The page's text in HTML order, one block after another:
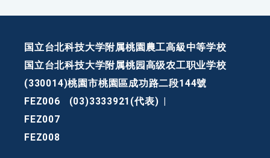
国立台北科技大学附属桃園農工高級中等学校
国立台北科技大学附属桃园高级农工职业学校
(330014)桃園市桃園區成功路二段144號
FEZ006
(03)3333921(代表)
FEZ007
FEZ008